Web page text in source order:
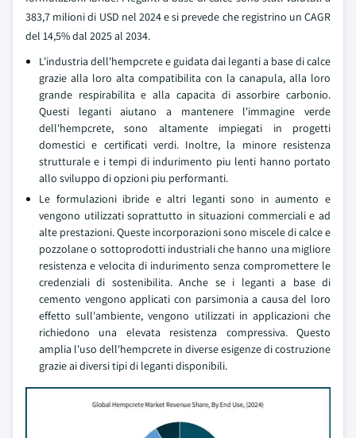
383,7 milioni di USD nel 2024 e si prevede che registrino un CAGR
del 14,5% dal 2025 al 2034.
L'industria dell'hempcrete e guidata dai leganti a base di calce
grazie alla loro alta compatibilita con la canapula, alla loro
grande respirabilita e alla capacita di assorbire carbonio.
Questi leganti aiutano a mantenere l'immagine verde
dell'hempcrete, sono altamente impiegati in progetti
domestici e certificati verdi. Inoltre, la minore resistenza
strutturale e i tempi di indurimento piu lenti hanno portato
allo sviluppo di opzioni piu performanti.
Le formulazioni ibride e altri leganti sono in aumento e
vengono utilizzati soprattutto in situazioni commerciali e ad
alte prestazioni. Queste incorporazioni sono miscele di calce e
pozzolane o sottoprodotti industriali che hanno una migliore
resistenza e velocita di indurimento senza compromettere le
credenziali di sostenibilita. Anche se i leganti a base di
cemento vengono applicati con parsimonia a causa del loro
effetto sull'ambiente, vengono utilizzati in applicazioni che
richiedono una elevata resistenza compressiva. Questo
amplia l'uso dell'hempcrete in diverse esigenze di costruzione
grazie ai diversi tipi di leganti disponibili.